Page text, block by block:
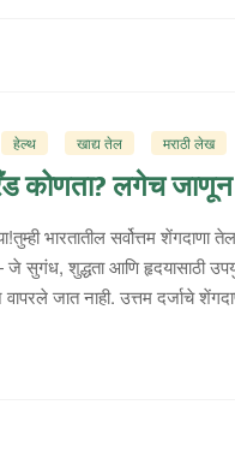
हेल्थ खाद्य तेल मराठी लेख
कोणता? लगेच जाणून
भारतातील सर्वोत्तम
सुगंध, शुद्धता आणि हृदयासाठी
वापरले जात नाही. उत्तम दर्जाचे